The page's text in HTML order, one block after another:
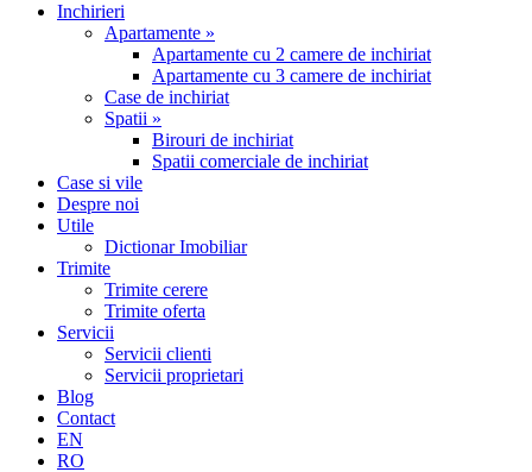
Inchirieri
Apartamente »
Apartamente cu 2 camere de inchiriat
Apartamente cu 3 camere de inchiriat
Case de inchiriat
Spatii »
Birouri de inchiriat
Spatii comerciale de inchiriat
Case si vile
Despre noi
Utile
Dictionar Imobiliar
Trimite
Trimite cerere
Trimite oferta
Servicii
Servicii clienti
Servicii proprietari
Blog
Contact
EN
RO